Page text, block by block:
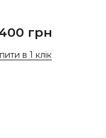
грн
в 1 клік